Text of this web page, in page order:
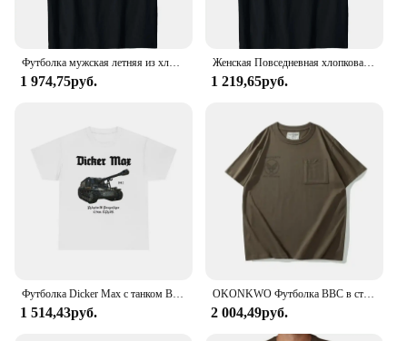
1 974,75руб.
Женская Повседневная хлопковая футболка с коротким рукавом и круглым вырезом
1 219,65руб.
1 514,43руб.
OKONKWO Футболка ВВС в стиле милитари с круглым вырезом Американская винтажная футболка с короткими рукавами с круглым вырезом Другой материал
2 004,49руб.